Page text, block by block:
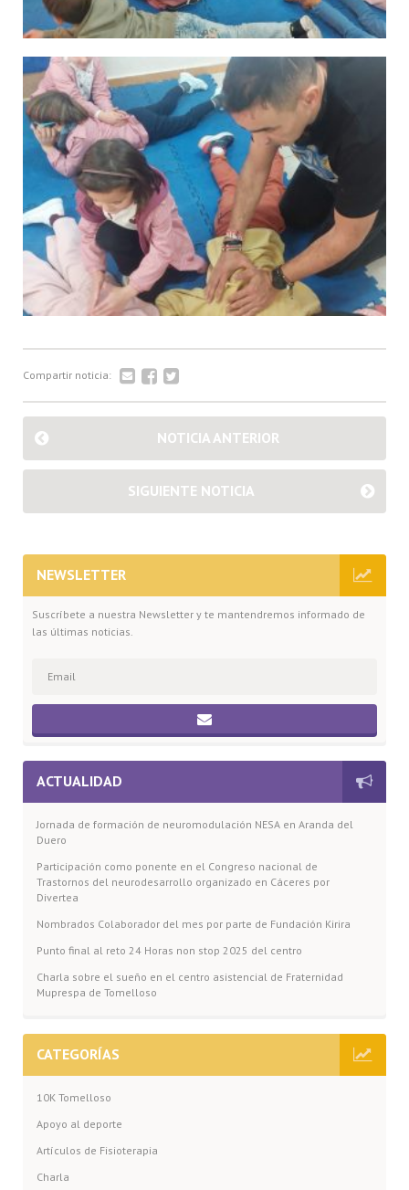
Compartir noticia:
NOTICIA ANTERIOR
SIGUIENTE NOTICIA
NEWSLETTER
Suscríbete a nuestra Newsletter y te mantendremos informado de
las últimas noticias.
ACTUALIDAD
Jornada de formación de neuromodulación NESA en Aranda del
Duero
Participación como ponente en el Congreso nacional de
Trastornos del neurodesarrollo organizado en Cáceres por
Divertea
Nombrados Colaborador del mes por parte de Fundación Kirira
Punto final al reto 24 Horas non stop 2025 del centro
Charla sobre el sueño en el centro asistencial de Fraternidad
Muprespa de Tomelloso
CATEGORÍAS
10K Tomelloso
Apoyo al deporte
Artículos de Fisioterapia
Charla